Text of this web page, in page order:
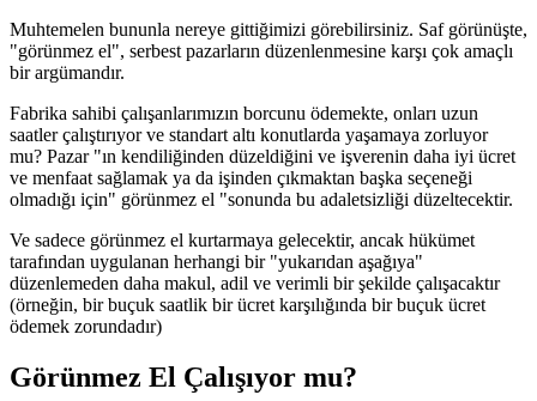
Muhtemelen bununla nereye gittiğimizi görebilirsiniz. Saf görünüşte,
"görünmez el", serbest pazarların düzenlenmesine karşı çok amaçlı
bir argümandır.
Fabrika sahibi çalışanlarımızın borcunu ödemekte, onları uzun
saatler çalıştırıyor ve standart altı konutlarda yaşamaya zorluyor
mu? Pazar "ın kendiliğinden düzeldiğini ve işverenin daha iyi ücret
ve menfaat sağlamak ya da işinden çıkmaktan başka seçeneği
olmadığı için" görünmez el "sonunda bu adaletsizliği düzeltecektir.
Ve sadece görünmez el kurtarmaya gelecektir, ancak hükümet
tarafından uygulanan herhangi bir "yukarıdan aşağıya"
düzenlemeden daha makul, adil ve verimli bir şekilde çalışacaktır
(örneğin, bir buçuk saatlik bir ücret karşılığında bir buçuk ücret
ödemek zorundadır)
Görünmez El Çalışıyor mu?